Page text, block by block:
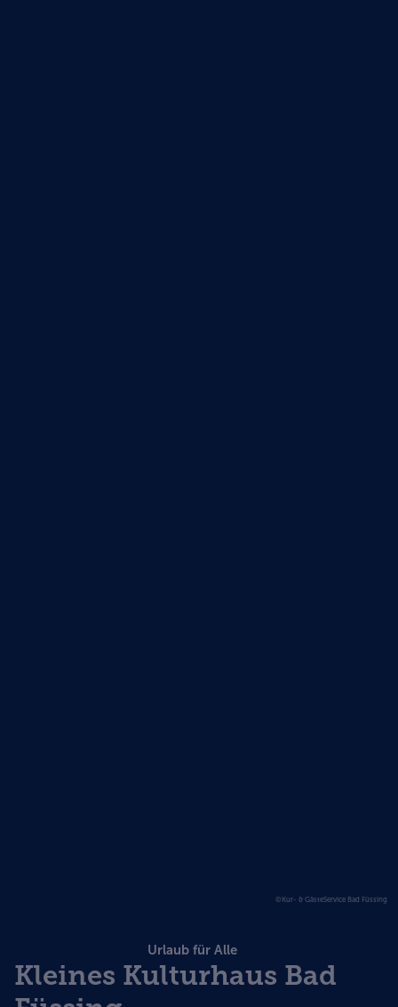
©Kur- & GästeService Bad Füssing
Urlaub für Alle
Kleines Kulturhaus Bad